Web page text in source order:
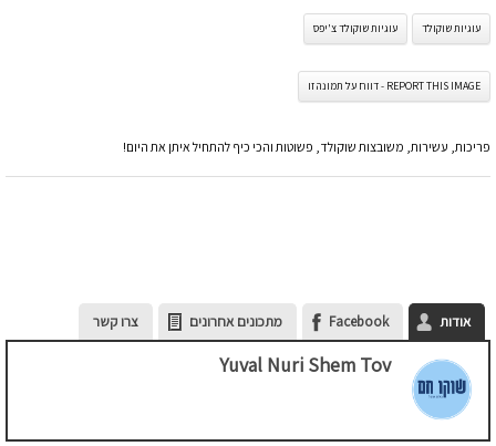
עוגיות שוקולד עוגיות שוקולד צ'יפס
REPORT THIS IMAGE - דווח על תמונה זו
פריכות, עשירות, משובצות שוקולד, פשוטות והכי כיף להתחיל איתן את היום!
אודות Facebook מתכונים אחרונים צרו קשר
Yuval Nuri Shem Tov